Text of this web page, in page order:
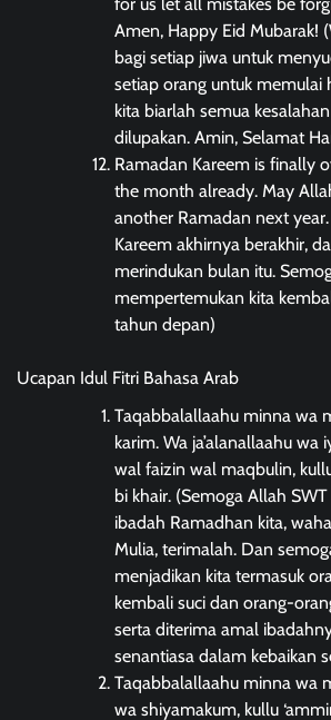
Amen, Happy Eid Mubarak!
bagi setiap jiwa untuk
setiap orang untuk memulai
kita biarlah semua
dilupakan. Amin, Selamat
Ramadan Kareem is finally
the month already. May
another Ramadan next
Kareem akhirnya berakhir,
merindukan bulan itu.
mempertemukan kita
tahun depan)
Ucapan Idul Fitri Bahasa Arab
Taqabbalallaahu minna wa
karim. Wa ja’alanallaahu wa
wal faizin wal maqbulin,
bi khair. (Semoga Allah
ibadah Ramadhan kita,
Mulia, terimalah. Dan
menjadikan kita termasuk
kembali suci dan orang-
serta diterima amal
senantiasa dalam kebaikan
Taqabbalallaahu minna wa
wa shiyamakum, kullu